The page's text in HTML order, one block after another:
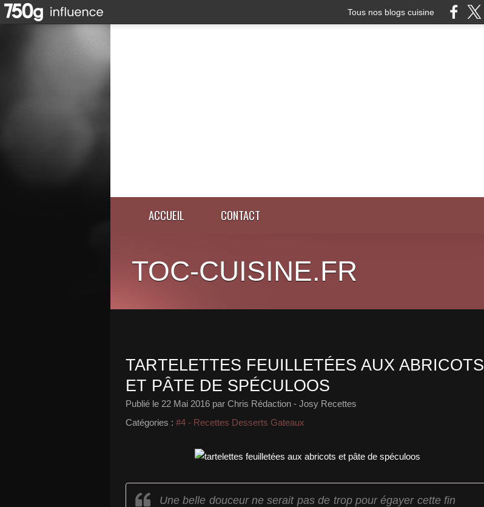
Tous nos blogs cuisine
ACCUEIL CONTACT
TOC-CUISINE.FR
TARTELETTES FEUILLETÉES AUX ABRICOTS
ET PÂTE DE SPÉCULOOS
Publié le 22 Mai 2016 par Chris Rédaction - Josy Recettes
Catégories : #4 - Recettes Desserts Gateaux
Une belle douceur ne serait pas de trop pour égayer cette fin